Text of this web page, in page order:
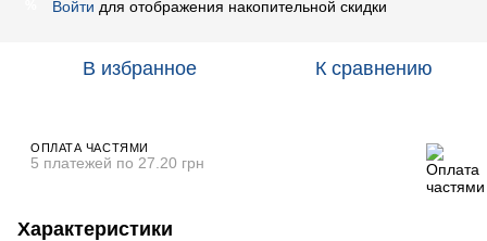
Войти для отображения накопительной скидки
В избранное К сравнению
ОПЛАТА ЧАСТЯМИ
5 платежей по 27.20 грн
Характеристики